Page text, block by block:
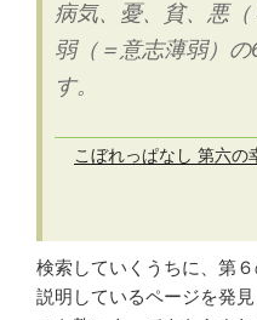
病気、憂、貧、悪（
弱（＝意志薄弱）
す。
こぼれっぱなし 第六の
検索していくうちに、第
説明しているページを発